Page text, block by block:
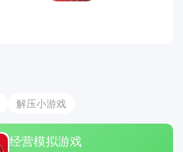
解压小游戏
经营模拟游戏